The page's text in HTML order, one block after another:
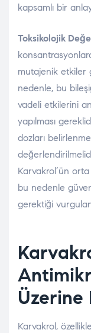
kapsamlı bir
Toksikolojik
mutajenik etkiler
nedenle, bu
vadeli etkilerini
yapılması
dozları
Karvakrol’ün
bu nedenle
gerektiği
Üzerine
Karvakrol,